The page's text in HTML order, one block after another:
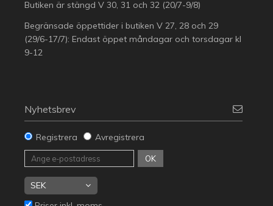
Butiken är stängd V 30, 31 och 32 (20/7-9/8)
Begränsade öppettider i butiken V 27, 28 och 29
(29/6-17/7): Endast öppet måndagar och torsdagar kl
9-12
Nyhetsbrev
Registrera Avregistrera
OK